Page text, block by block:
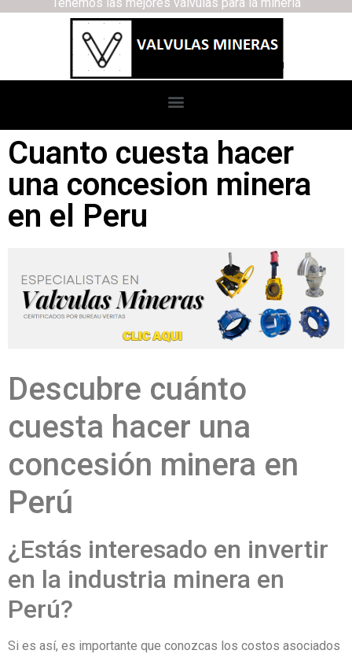
Cuanto cuesta hacer
una concesion minera
en el Peru
Descubre cuánto
cuesta hacer una
concesión minera en
Perú
¿Estás interesado en invertir
en la industria minera en
Perú?
Si es así, es importante que conozcas los costos asociados